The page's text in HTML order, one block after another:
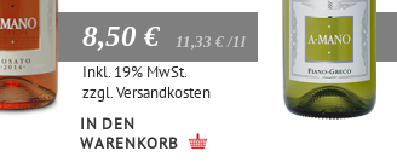
8,50 € 11,33 € /1l
Inkl. 19% MwSt.
zzgl.Versandkosten
IN DEN
WARENKORB